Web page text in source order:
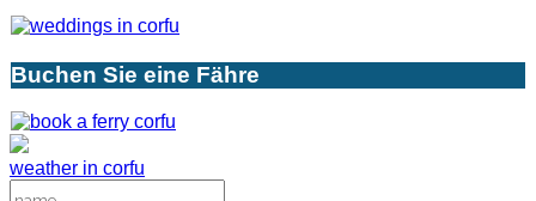
Buchen Sie eine Fähre
weather in corfu